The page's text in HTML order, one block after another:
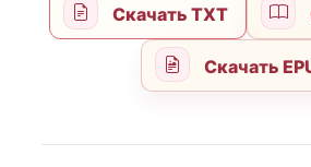
Скачать TXT
Скачать